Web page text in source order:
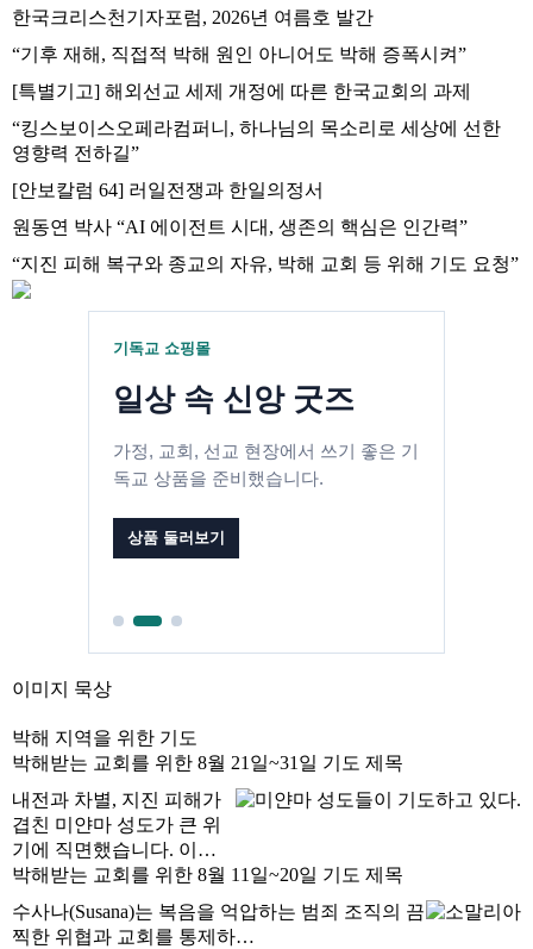
한국크리스천기자포럼, 2026년 여름호 발간
“기후 재해, 직접적 박해 원인 아니어도 박해 증폭시켜”
[특별기고] 해외선교 세제 개정에 따른 한국교회의 과제
“킹스보이스오페라컴퍼니, 하나님의 목소리로 세상에 선한
영향력 전하길”
[안보칼럼 64] 러일전쟁과 한일의정서
원동연 박사 “AI 에이전트 시대, 생존의 핵심은 인간력”
“지진 피해 복구와 종교의 자유, 박해 교회 등 위해 기도 요청”
기독교 쇼핑몰
일상 속 신앙 굿즈
가정, 교회, 선교 현장에서 쓰기 좋은 기
독교 상품을 준비했습니다.
상품 둘러보기
이미지 묵상
박해 지역을 위한 기도
박해받는 교회를 위한 8월 21일~31일 기도 제목
내전과 차별, 지진 피해가
겹친 미얀마 성도가 큰 위
기에 직면했습니다. 이…
박해받는 교회를 위한 8월 11일~20일 기도 제목
수사나(Susana)는 복음을 억압하는 범죄 조직의 끔
찍한 위협과 교회를 통제하…